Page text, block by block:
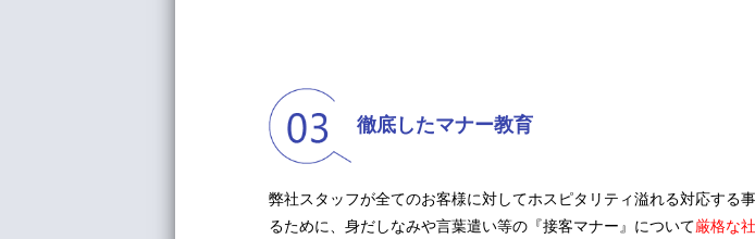
徹底したマナー教育
弊社スタッフが全てのお客様に対してホスピタリティ溢れる対応する
るために、身だしなみや言葉遣い等の『接客マナー』について厳格な